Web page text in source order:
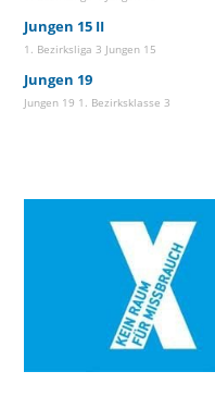
Jungen 15 II
1. Bezirksliga 3 Jungen 15
Jungen 19
Jungen 19 1. Bezirksklasse 3